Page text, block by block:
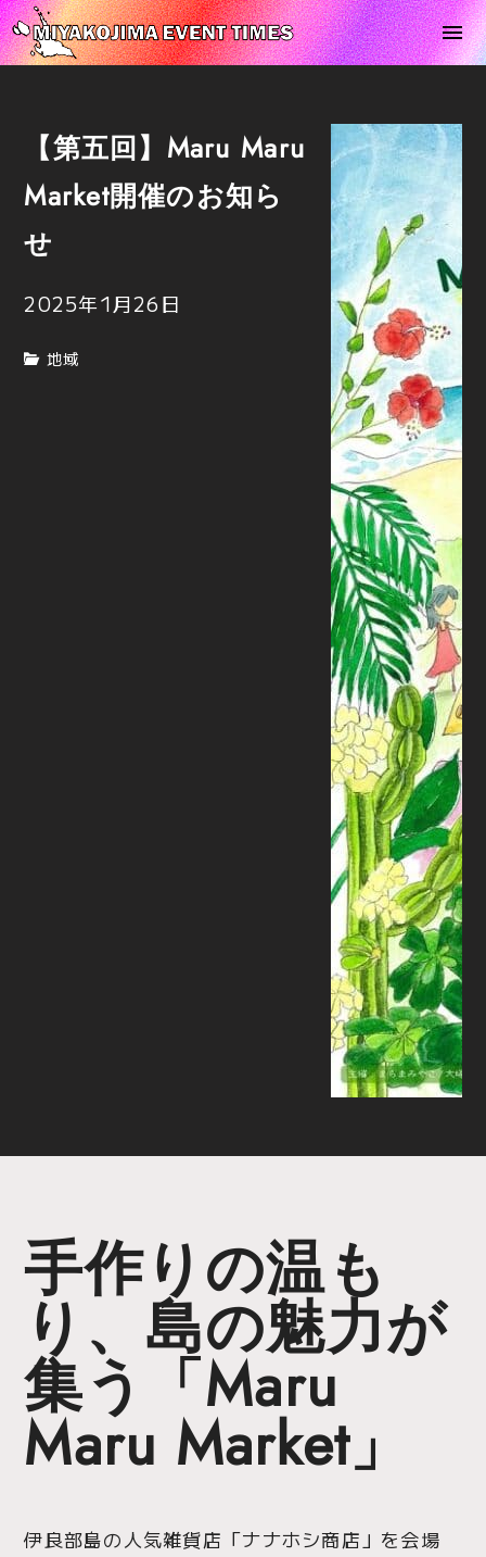
【第五回】Maru Maru
Market開催のお知ら
せ
2025年1月26日
地域
手作りの温も
り、島の魅力が
集う「Maru
Maru Market」
伊良部島の人気雑貨店「ナナホシ商店」を会場